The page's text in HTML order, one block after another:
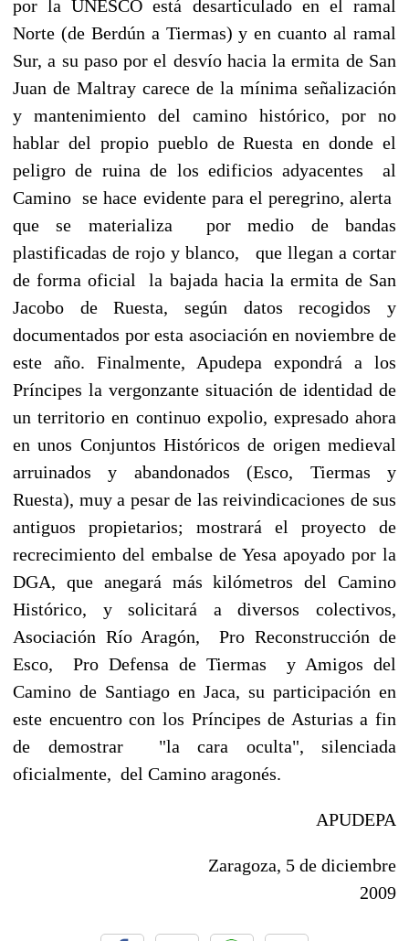
por la UNESCO está desarticulado en el ramal
Norte (de Berdún a Tiermas) y en cuanto al ramal
Sur, a su paso por el desvío hacia la ermita de San
Juan de Maltray carece de la mínima señalización
y mantenimiento del camino histórico, por no
hablar del propio pueblo de Ruesta en donde el
peligro de ruina de los edificios adyacentes al
Camino se hace evidente para el peregrino, alerta
que se materializa por medio de bandas
plastificadas de rojo y blanco, que llegan a cortar
de forma oficial la bajada hacia la ermita de San
Jacobo de Ruesta, según datos recogidos y
documentados por esta asociación en noviembre de
este año. Finalmente, Apudepa expondrá a los
Príncipes la vergonzante situación de identidad de
un territorio en continuo expolio, expresado ahora
en unos Conjuntos Históricos de origen medieval
arruinados y abandonados (Esco, Tiermas y
Ruesta), muy a pesar de las reivindicaciones de sus
antiguos propietarios; mostrará el proyecto de
recrecimiento del embalse de Yesa apoyado por la
DGA, que anegará más kilómetros del Camino
Histórico, y solicitará a diversos colectivos,
Asociación Río Aragón, Pro Reconstrucción de
Esco, Pro Defensa de Tiermas y Amigos del
Camino de Santiago en Jaca, su participación en
este encuentro con los Príncipes de Asturias a fin
de demostrar "la cara oculta", silenciada
oficialmente, del Camino aragonés.
APUDEPA
Zaragoza, 5 de diciembre
2009